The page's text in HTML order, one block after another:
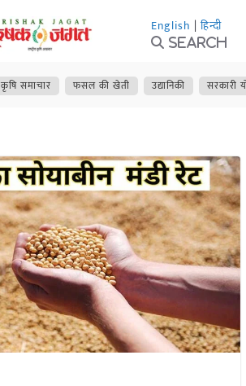
English | हिन्दी
Search
कृषि समाचार फसल की खेती उद्यानिकी सरकारी